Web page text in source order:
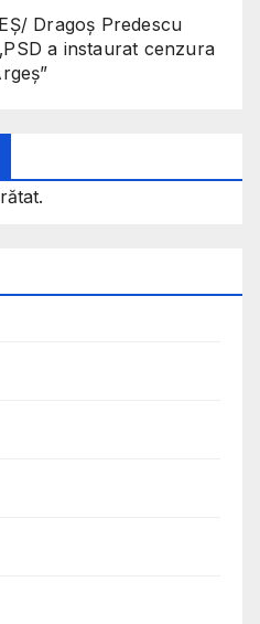
Dragoș Predescu
a instaurat cenzura